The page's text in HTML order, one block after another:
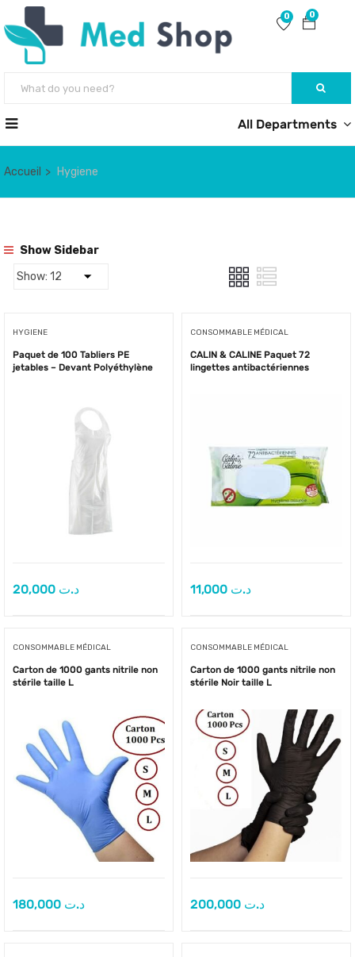
0
0
All Departments
Accueil Hygiene
Show Sidebar
HYGIENE
Paquet de 100 Tabliers PE
jetables – Devant Polyéthylène
د.ت
CONSOMMABLE MÉDICAL
CALIN & CALINE Paquet 72
lingettes antibactériennes
د.ت
CONSOMMABLE MÉDICAL
Carton de 1000 gants nitrile non
stérile taille L
د.ت
CONSOMMABLE MÉDICAL
Carton de 1000 gants nitrile non
stérile Noir taille L
د.ت